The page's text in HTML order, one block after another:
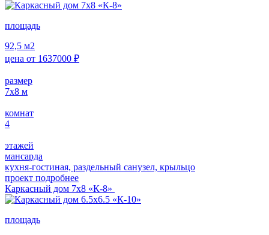
площадь
92,5 м2
цена от 1637000 ₽
размер
7х8 м
комнат
4
этажей
мансарда
кухня-гостиная, раздельный санузел, крыльцо
проект подробнее
Каркасный дом 7х8 «К-8»
площадь